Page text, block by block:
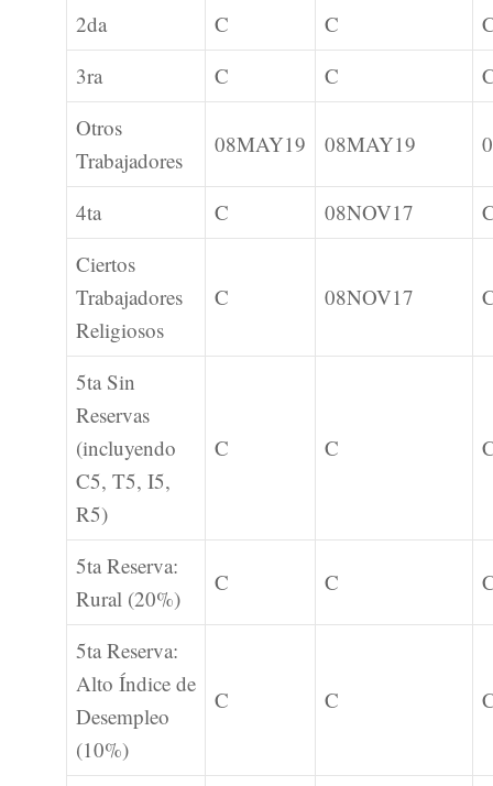
2da
C C
3ra
C C
Otros
Trabajadores
08MAY19 08MAY19
4ta C 08NOV17
Ciertos
Trabajadores
Religiosos
C 08NOV17
5ta Sin
Reservas
(incluyendo
C5, T5, I5,
R5)
C C
5ta Reserva:
Rural (20%)
C C
5ta Reserva:
Alto Índice de
Desempleo
(10%)
C C